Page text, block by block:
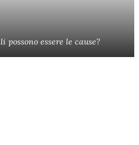
essere le cause?